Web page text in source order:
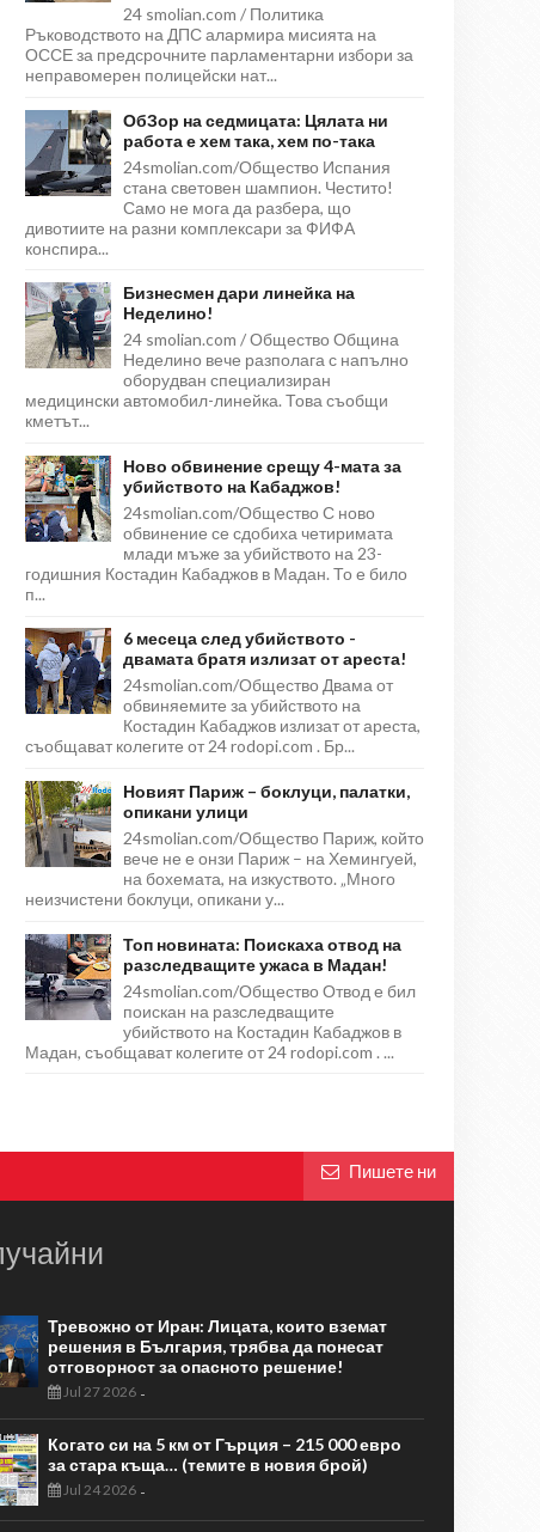
24 smolian.com / Политика
Ръководството на ДПС алармира мисията на
ОССЕ за предсрочните парламентарни избори за
неправомерен полицейски нат...
ОбЗор на седмицата: Цялата ни
работа е хем така, хем по-така
24smolian.com/Общество Испания
стана световен шампион. Честито!
Само не мога да разбера, що
дивотиите на разни комплексари за ФИФА
конспира...
Бизнесмен дари линейка на
Неделино!
24 smolian.com / Общество Община
Неделино вече разполага с напълно
оборудван специализиран
медицински автомобил-линейка. Това съобщи
кметът...
Ново обвинение срещу 4-мата за
убийството на Кабаджов!
24smolian.com/Общество С ново
обвинение се сдобиха четиримата
млади мъже за убийството на 23-
годишния Костадин Кабаджов в Мадан. То е било
п...
6 месеца след убийството -
двамата братя излизат от ареста!
24smolian.com/Общество Двама от
обвиняемите за убийството на
Костадин Кабаджов излизат от ареста,
съобщават колегите от 24 rodopi.com . Бр...
Новият Париж – боклуци, палатки,
опикани улици
24smolian.com/Общество Париж, който
вече не е онзи Париж – на Хемингуей,
на бохемата, на изкуството. „Много
неизчистени боклуци, опикани у...
Топ новината: Поискаха отвод на
разследващите ужаса в Мадан!
24smolian.com/Общество Отвод е бил
поискан на разследващите
убийството на Костадин Кабаджов в
Мадан, съобщават колегите от 24 rodopi.com . ...
Пишете ни
Тревожно от Иран: Лицата, които вземат
решения в България, трябва да понесат
отговорност за опасното решение!
Jul 27 2026-
Когато си на 5 км от Гърция – 215 000 евро
за стара къща… (темите в новия брой)
Jul 24 2026-